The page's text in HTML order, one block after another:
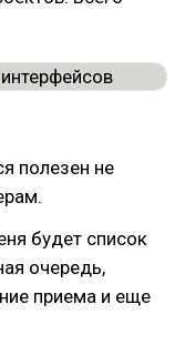
полезен не
будет список
очередь,
приема и еще